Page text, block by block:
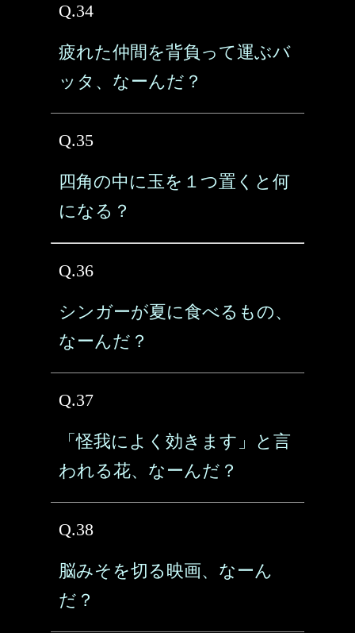
Q.34
疲れた仲間を背負って運ぶバ
ッタ、なーんだ？
Q.35
四角の中に玉を１つ置くと何
になる？
Q.36
シンガーが夏に食べるもの、
なーんだ？
Q.37
「怪我によく効きます」と言
われる花、なーんだ？
Q.38
脳みそを切る映画、なーん
だ？